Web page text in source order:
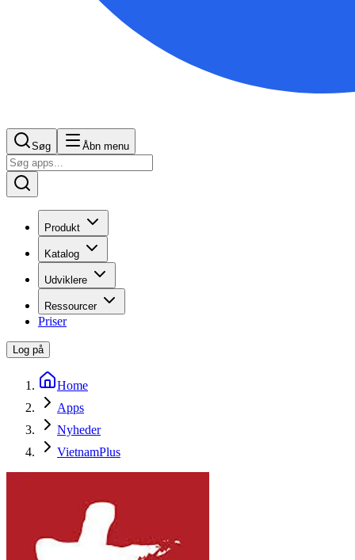
Søg Åbn menu
Produkt
Katalog
Udviklere
Ressourcer
Priser
Log på
Home
Apps
Nyheder
VietnamPlus